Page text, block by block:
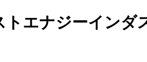
トエナジーインダ